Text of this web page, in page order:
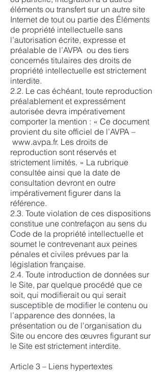
éléments ou transfert sur un autre site
Internet de tout ou partie des Éléments
de propriété intellectuelle sans
l’autorisation écrite, expresse et
préalable de l’AVPA ou des tiers
concernés titulaires des droits de
propriété intellectuelle est strictement
interdite.
2.2. Le cas échéant, toute reproduction
préalablement et expressément
autorisée devra impérativement
comporter la mention : « Ce document
provient du site officiel de l’AVPA –
www.avpa.fr. Les droits de
reproduction sont réservés et
strictement limités. » La rubrique
consultée ainsi que la date de
consultation devront en outre
impérativement figurer dans la
référence.
2.3. Toute violation de ces dispositions
constitue une contrefaçon au sens du
Code de la propriété intellectuelle et
soumet le contrevenant aux peines
pénales et civiles prévues par la
législation française.
2.4. Toute introduction de données sur
le Site, par quelque procédé que ce
soit, qui modifierait ou qui serait
susceptible de modifier le contenu ou
l’apparence des données, la
présentation ou de l'organisation du
Site ou encore des œuvres figurant sur
le Site est strictement interdite.
Article 3 – Liens hypertextes